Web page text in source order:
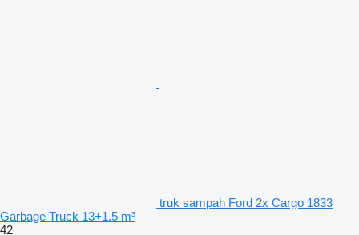
truk sampah Ford 2x Cargo 1833
Garbage Truck 13+1.5 m³
42